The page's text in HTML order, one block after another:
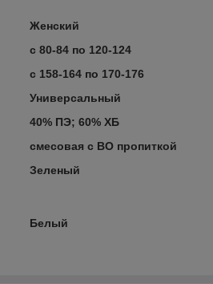
Женский
с 80-84 по 120-124
с 158-164 по 170-176
Универсальный
40% ПЭ; 60% ХБ
смесовая с ВО пропиткой
Зеленый
Белый